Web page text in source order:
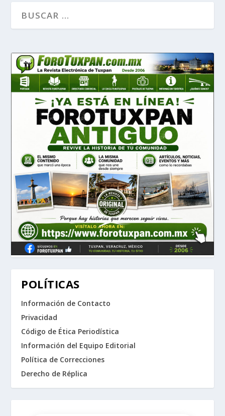
POLÍTICAS
Información de Contacto
Privacidad
Código de Ética Periodística
Información del Equipo Editorial
Política de Correcciones
Derecho de Réplica